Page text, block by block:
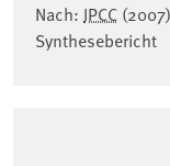
Nach: IPCC
Synthesebericht